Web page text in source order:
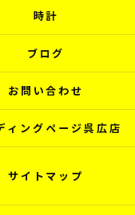
時計
ブログ
お問い合わせ
ィングページ呉広店
サイトマップ